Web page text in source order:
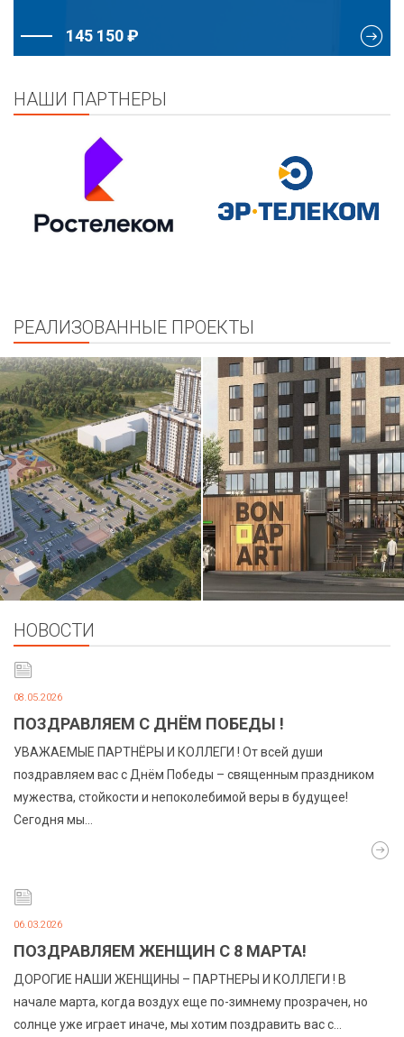
145 150 ₽
НАШИ ПАРТНЕРЫ
РЕАЛИЗОВАННЫЕ ПРОЕКТЫ
НОВОСТИ
08.05.2026
ПОЗДРАВЛЯЕМ С ДНЁМ ПОБЕДЫ !
УВАЖАЕМЫЕ ПАРТНЁРЫ И КОЛЛЕГИ ! От всей души
поздравляем вас с Днём Победы – священным праздником
мужества, стойкости и непоколебимой веры в будущее!
Сегодня мы…
06.03.2026
ПОЗДРАВЛЯЕМ ЖЕНЩИН С 8 МАРТА!
ДОРОГИЕ НАШИ ЖЕНЩИНЫ – ПАРТНЕРЫ И КОЛЛЕГИ ! В
начале марта, когда воздух еще по-зимнему прозрачен, но
солнце уже играет иначе, мы хотим поздравить вас с…